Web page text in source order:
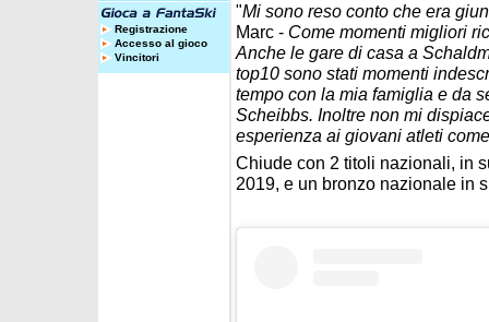
Registrazione
Accesso al gioco
Vincitori
"Mi sono reso conto che era
Marc - Come momenti migliori
Anche le gare di casa a
top10 sono stati momenti
tempo con la mia famiglia e da
Scheibbs. Inoltre non mi
esperienza ai giovani atleti
Chiude con 2 titoli nazionali, in
2019, e un bronzo nazionale in